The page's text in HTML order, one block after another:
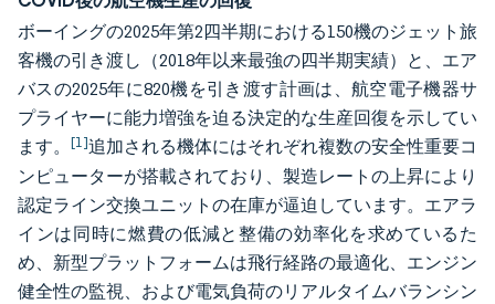
ボーイングの2025年第2四半期における150機のジェット旅
客機の引き渡し（2018年以来最強の四半期実績）と、エア
バスの2025年に820機を引き渡す計画は、航空電子機器サ
プライヤーに能力増強を迫る決定的な生産回復を示してい
ます。 [1]追加される機体にはそれぞれ複数の安全性重要コ
ンピューターが搭載されており、製造レートの上昇により
認定ライン交換ユニットの在庫が逼迫しています。エアラ
インは同時に燃費の低減と整備の効率化を求めているた
め、新型プラットフォームは飛行経路の最適化、エンジン
健全性の監視、および電気負荷のリアルタイムバランシン